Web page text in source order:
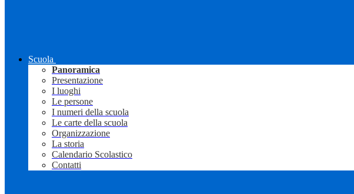
Scuola
Panoramica
Presentazione
I luoghi
Le persone
I numeri della scuola
Le carte della scuola
Organizzazione
La storia
Calendario Scolastico
Contatti